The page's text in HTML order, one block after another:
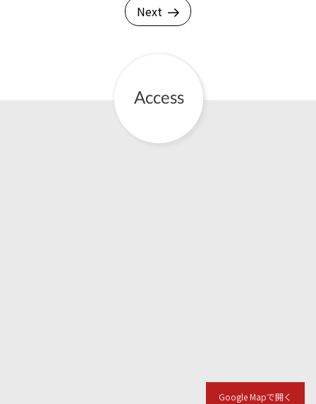
Next
Google Mapで開く